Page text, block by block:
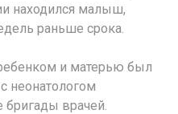
находился малыш,
раньше срока.
и матерью был
неонатологом
бригады врачей.